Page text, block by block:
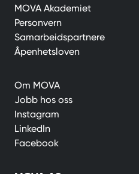
MOVA Akademiet
Personvern
Samarbeidspartnere
Åpenhetsloven
Om MOVA
Jobb hos oss
Instagram
LinkedIn
Facebook